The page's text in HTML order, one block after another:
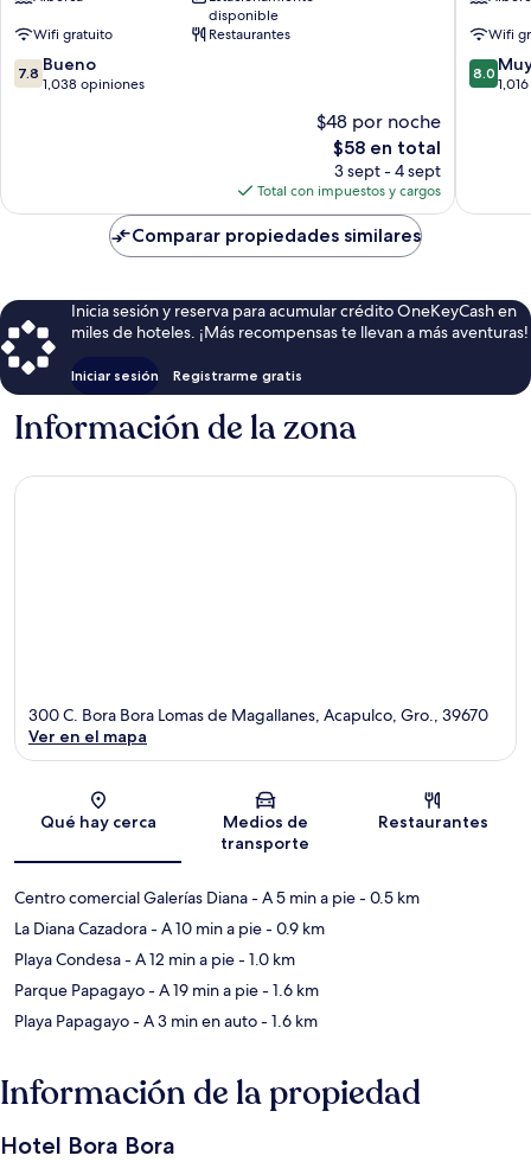
Costera
Miguel
Alemán
disponible
Wifi gratuito
Restaurantes
7.8
de
7.8 Bueno
1,038 opiniones
$48 por noche
El
precio
actual
es
de
$58
$58 en total
3 sept - 4 sept
Total con impuestos y cargos
Costera
Miguel
Alemán
Wifi
8.0
de
8.0
Comparar propiedades similares
Inicia sesión y reserva para acumular crédito OneKeyCash en
miles de hoteles. ¡Más recompensas te llevan a más aventuras!
Iniciar sesión Registrarme gratis
Información de la zona
Sección del mapa
300 C. Bora Bora Lomas de Magallanes, Acapulco, Gro., 39670
Ver en el mapa
Qué hay cerca
Medios de
transporte
Restaurantes
Centro comercial Galerías Diana- A 5 min a pie- 0.5 km
La Diana Cazadora- A 10 min a pie- 0.9 km
Playa Condesa- A 12 min a pie- 1.0 km
Parque Papagayo- A 19 min a pie- 1.6 km
Playa Papagayo- A 3 min en auto- 1.6 km
Información de la propiedad
Hotel Bora Bora